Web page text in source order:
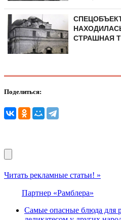
СТРАШНАЯ
Поделиться:
Читать рекламные статьи! »
Партнер «Рамблера»
Самые опасные блюда для